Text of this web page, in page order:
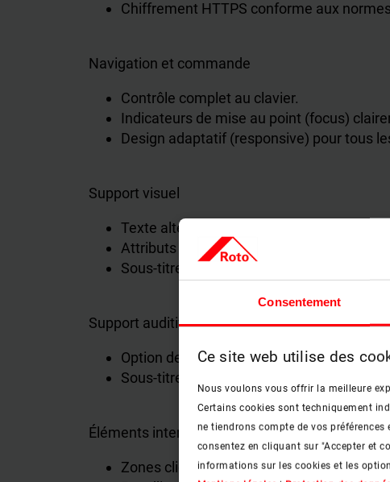
Consentement
Ce site web utilise des
Nous voulons vous offrir la meilleure
Certains cookies sont techniquement
ne tiendrons compte de vos
consentez en cliquant sur "Accepter et
informations sur les cookies et les
Chiffrement HTTPS conforme aux
Navigation et commande
Contrôle complet au clavier.
Indicateurs de mise au point (focus)
Design adaptatif (responsive) pour tous
Support visuel
Texte alternatif descriptif (attribut alt)
Attributs ARIA pour la compatibilité avec
Sous-titres pour les vidéos comportant du
Support auditif
Option de mise en sourdine des vidéos
Sous-titres pour toute vidéo avec voix
Éléments interactifs
Zones cliquables et boutons d’au moins